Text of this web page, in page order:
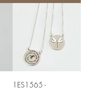
1ES1565 -